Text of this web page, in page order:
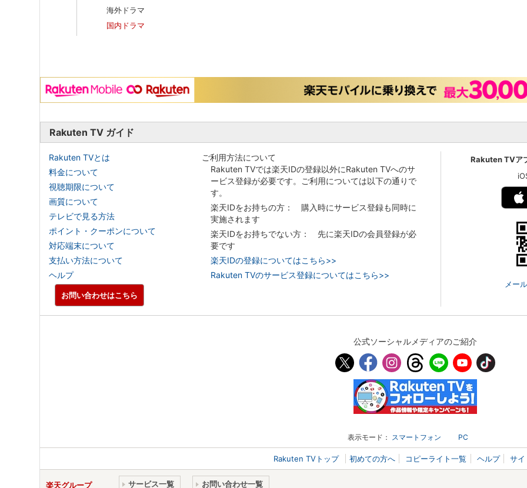
海外ドラマ
国内ドラマ
Rakuten TV ガイド
Rakuten TVとは
料金について
視聴期限について
画質について
テレビで見る方法
ポイント・クーポンについて
対応端末について
支払い方法について
ヘルプ
ご利用方法について
Rakuten TVでは楽天IDの登録以外にRakuten TVへのサ
ービス登録が必要です。ご利用については以下の通りで
す。
楽天IDをお持ちの方： 購入時にサービス登録も同時に
実施されます
楽天IDをお持ちでない方： 先に楽天IDの会員登録が必
要です
楽天IDの登録についてはこちら>>
Rakuten TVのサービス登録についてはこちら>>
Rakuten TVア
メー
お問い合わせはこちら
公式ソーシャルメディアのご紹介
表示モード： スマートフォン PC
Rakuten TVトップ 初めての方へ コピーライト一覧 ヘルプ サイ
楽天グループ サービス一覧 お問い合わせ一覧